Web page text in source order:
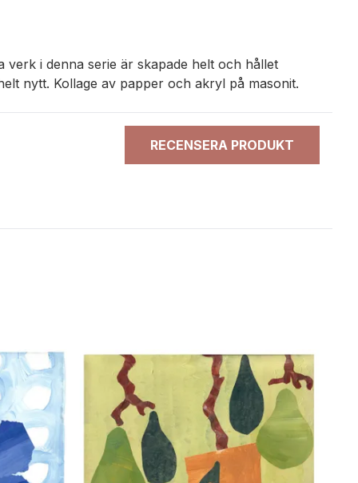
verk i denna serie är skapade helt och hållet
nytt. Kollage av papper och akryl på masonit.
RECENSERA PRODUKT